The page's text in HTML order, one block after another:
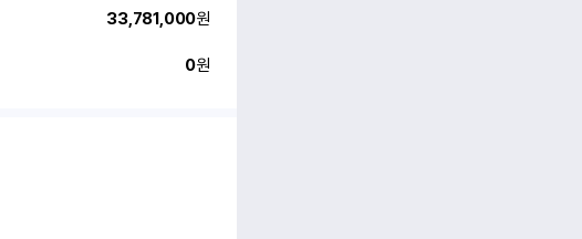
33,781,000원
0원